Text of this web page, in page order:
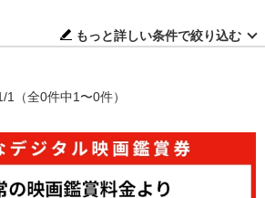
もっと詳しい条件で絞り込む
1 （全0件中1〜0件）